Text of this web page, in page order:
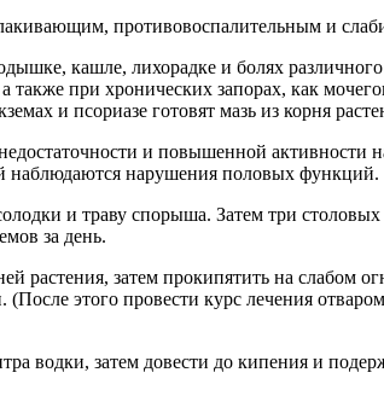
противовоспалительным и
кашле, лихорадке и болях
при хронических запорах, как
и псориазе готовят мазь из корня
и повышенной активности
наблюдаются нарушения половых функций.
и траву спорыша. Затем три
за день.
затем прокипятить на слабом
этого провести курс лечения
водки, затем довести до кипения и